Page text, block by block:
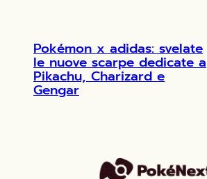
Pokémon x adidas: svelate
le nuove scarpe dedicate a
Pikachu, Charizard e
Gengar